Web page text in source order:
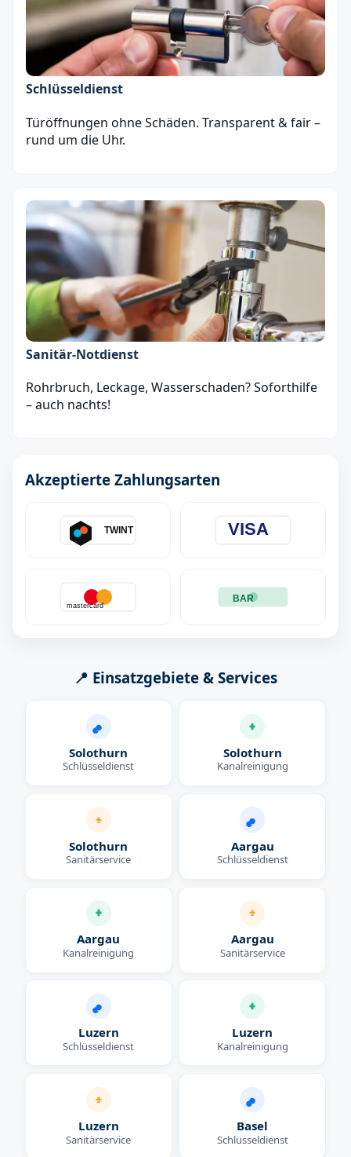
Schlüsseldienst
Türöffnungen ohne Schäden. Transparent & fair –
rund um die Uhr.
Sanitär‑Notdienst
Rohrbruch, Leckage, Wasserschaden? Soforthilfe
– auch nachts!
Akzeptierte Zahlungsarten
TWINT VISA
mastercard
BAR
📍 Einsatzgebiete & Services
Solothurn
Schlüsseldienst
Solothurn
Kanalreinigung
Solothurn
Sanitärservice
Aargau
Schlüsseldienst
Aargau
Kanalreinigung
Aargau
Sanitärservice
Luzern
Schlüsseldienst
Luzern
Kanalreinigung
Luzern
Sanitärservice
Basel
Schlüsseldienst